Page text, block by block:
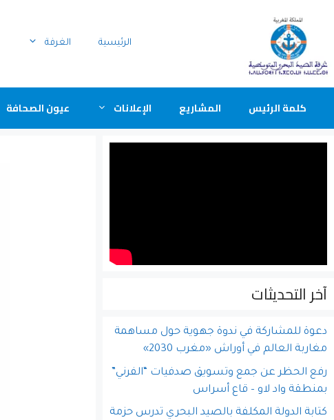
الرئيسية الغرفة
كلمة الرئيس المشاريع الإعلانات عيون الصحافة
آخر التحديثات
دعوة للمشاركة في ندوة جهوية حول مساهمة
مغاربة العالم في أوراش «مغرب 2030»
رفع الحظر عن جمع وتسويق صدفيات “الفرني”
بمنطقة واد لاو – قاع أسراس
كتابة الدولة المكلفة بالصيد البحري تدرس حزمة